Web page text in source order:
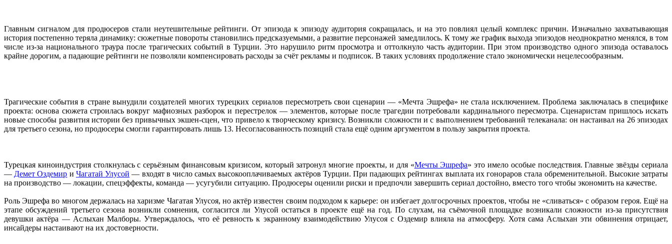
Главным сигналом для продюсеров стали неутешительные рейтинги. От эпизода к эпизоду аудитория сокращалась, и на это повлиял целый комплекс причин. Изначально захватывающая
история постепенно теряла динамику: сюжетные повороты становились предсказуемыми, а развитие персонажей замедлилось. К тому же график выхода эпизодов неоднократно менялся, в том
числе из‑за национального траура после трагических событий в Турции. Это нарушило ритм просмотра и оттолкнуло часть аудитории. При этом производство одного эпизода оставалось
крайне дорогим, а падающие рейтинги не позволяли компенсировать расходы за счёт рекламы и подписок. В таких условиях продолжение стало экономически нецелесообразным.
Трагические события в стране вынудили создателей многих турецких сериалов пересмотреть свои сценарии — «Мечта Эшрефа» не стала исключением. Проблема заключалась в специфике
проекта: основа сюжета строилась вокруг мафиозных разборок и перестрелок — элементов, которые после трагедии потребовали кардинального пересмотра. Сценаристам пришлось искать
новые способы развития истории без привычных экшен‑сцен, что привело к творческому кризису. Возникли сложности и с выполнением требований телеканала: он настаивал на 26 эпизодах
для третьего сезона, но продюсеры смогли гарантировать лишь 13. Несогласованность позиций стала ещё одним аргументом в пользу закрытия проекта.
Турецкая киноиндустрия столкнулась с серьёзным финансовым кризисом, который затронул многие проекты, и для «Мечты Эшрефа» это имело особые последствия. Главные звёзды сериала
— Демет Оздемир и Чагатай Улусой — входят в число самых высокооплачиваемых актёров Турции. При падающих рейтингах выплата их гонораров стала обременительной. Высокие затраты
на производство — локации, спецэффекты, команда — усугубили ситуацию. Продюсеры оценили риски и предпочли завершить сериал достойно, вместо того чтобы экономить на качестве.
Роль Эшрефа во многом держалась на харизме Чагатая Улусоя, но актёр известен своим подходом к карьере: он избегает долгосрочных проектов, чтобы не «сливаться» с образом героя. Ещё на
этапе обсуждений третьего сезона возникли сомнения, согласится ли Улусой остаться в проекте ещё на год. По слухам, на съёмочной площадке возникали сложности из‑за присутствия
девушки актёра — Аслыхан Малборы. Утверждалось, что её ревность к экранному взаимодействию Улусоя с Оздемир влияла на атмосферу. Хотя сама Аслыхан эти обвинения отрицает,
инсайдеры настаивают на их достоверности.